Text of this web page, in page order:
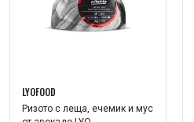
LYOFOOD
Ризото с леща, ечемик и мус